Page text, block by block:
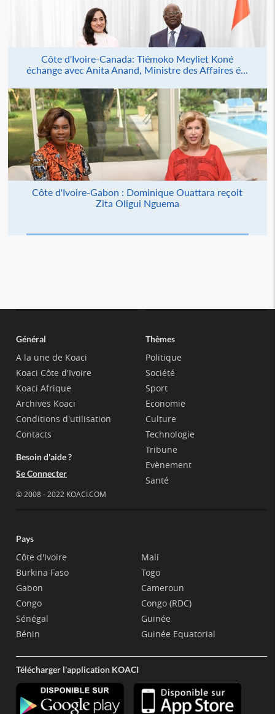
Côte d'Ivoire-Canada: Tiémoko Meyliet Koné
échange avec Anita Anand, Ministre des Affaires é...
Côte d'Ivoire-Gabon : Dominique Ouattara reçoit
Zita Oligui Nguema
Général
A la une de Koaci
Koaci Côte d'Ivoire
Koaci Afrique
Archives Koaci
Conditions d'utilisation
Contacts
Besoin d'aide ?
Se Connecter
© 2008 - 2022 KOACI.COM
Thèmes
Politique
Société
Sport
Economie
Culture
Technologie
Tribune
Evènement
Santé
Pays
Côte d'Ivoire
Burkina Faso
Gabon
Congo
Sénégal
Bénin
Mali
Togo
Cameroun
Congo (RDC)
Guinée
Guinée Equatorial
Télécharger l'application KOACI